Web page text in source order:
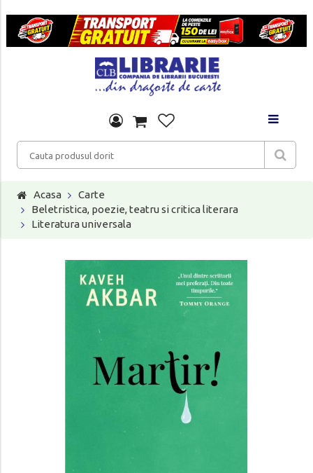
Acasa
Carte
Beletristica, poezie, teatru si critica literara
Literatura universala